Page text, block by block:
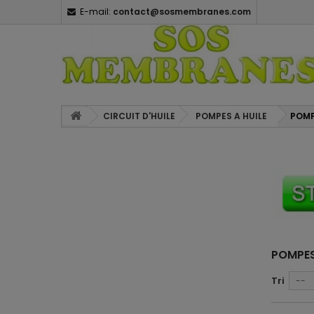
E-mail: contact@sosmembranes.com
CIRCUIT D'HUILE POMPES A HUILE
Tri --